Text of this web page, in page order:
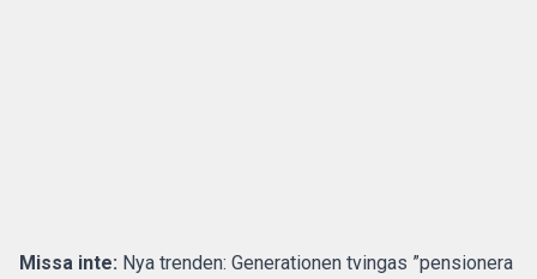
Missa inte: Nya trenden: Generationen tvingas ”pensionera